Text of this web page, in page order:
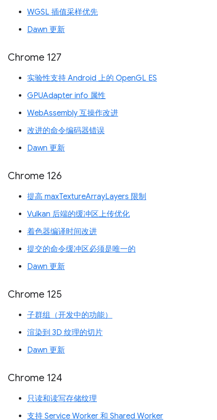
WGSL 插值采样优先
Dawn 更新
Chrome 127
实验性支持 Android 上的 OpenGL ES
GPUAdapter info 属性
WebAssembly 互操作改进
改进的命令编码器错误
Dawn 更新
Chrome 126
提高 maxTextureArrayLayers 限制
Vulkan 后端的缓冲区上传优化
着色器编译时间改进
提交的命令缓冲区必须是唯一的
Dawn 更新
Chrome 125
子群组（开发中的功能）
渲染到 3D 纹理的切片
Dawn 更新
Chrome 124
只读和读写存储纹理
支持 Service Worker 和 Shared Worker